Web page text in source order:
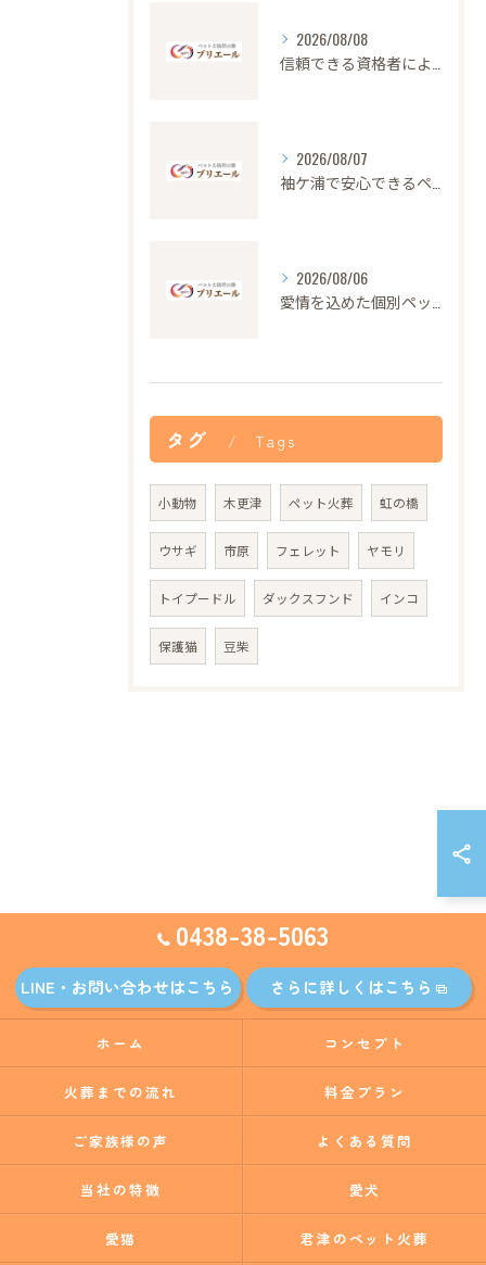
2026/08/08
2026/08/07
2026/08/06
タグ Tags
小動物 木更津 ペット火葬 虹の橋
ウサギ 市原 フェレット ヤモリ
トイプードル ダックスフンド インコ
保護猫 豆柴
0438-38-5063
LINE・お問い合わせはこちら さらに詳しくはこちら
ホーム コンセプト
火葬までの流れ 料金プラン
ご家族様の声 よくある質問
当社の特徴 愛犬
愛猫 君津のペット火葬